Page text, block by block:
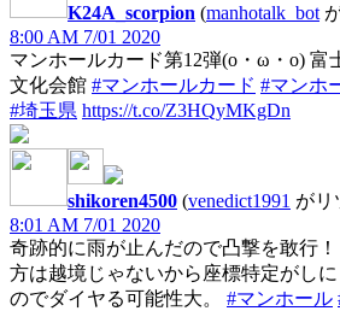
K24A_scorpion (manhotalk_bot
8:00 AM 7/01 2020
マンホールカード第12弾(o・ω・o) 富
文化会館 #マンホールカード #マンホ
#埼玉県 https://t.co/Z3HQyMKgDn
shikoren4500 (venedict1991 がリ
8:01 AM 7/01 2020
奇跡的に雨が止んだので凸撃を敢行
方は越境じゃないから座標特定がし
のでダイヤる可能性大。 #マンホール